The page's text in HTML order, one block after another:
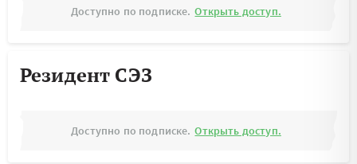
Доступно по подписке. Открыть доступ.
Резидент СЭЗ
Доступно по подписке. Открыть доступ.